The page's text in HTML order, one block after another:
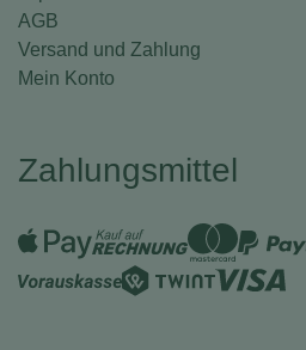
AGB
Versand und Zahlung
Mein Konto
Zahlungsmittel